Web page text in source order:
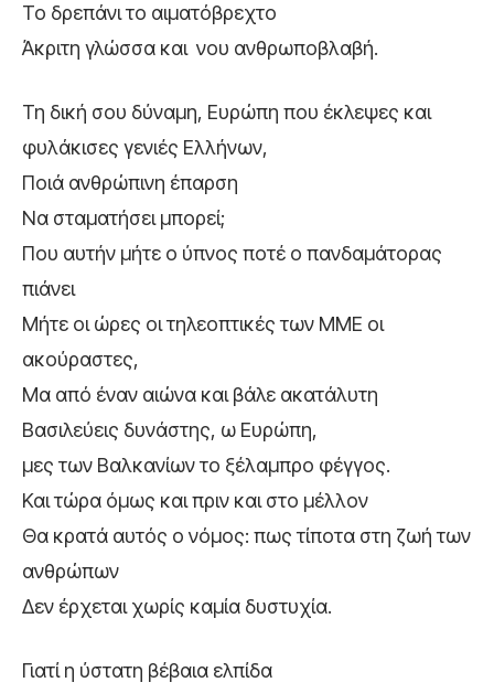
Το δρεπάνι το αιματόβρεχτο
Άκριτη γλώσσα και νου ανθρωποβλαβή.
Τη δική σου δύναμη, Ευρώπη που έκλεψες και
φυλάκισες γενιές Ελλήνων,
Ποιά ανθρώπινη έπαρση
Να σταματήσει μπορεί;
Που αυτήν μήτε ο ύπνος ποτέ ο πανδαμάτορας
πιάνει
Μήτε οι ώρες οι τηλεοπτικές των ΜΜΕ οι
ακούραστες,
Μα από έναν αιώνα και βάλε ακατάλυτη
Βασιλεύεις δυνάστης, ω Ευρώπη,
μες των Βαλκανίων το ξέλαμπρο φέγγος.
Και τώρα όμως και πριν και στο μέλλον
Θα κρατά αυτός ο νόμος: πως τίποτα στη ζωή των
ανθρώπων
Δεν έρχεται χωρίς καμία δυστυχία.
Γιατί η ύστατη βέβαια ελπίδα